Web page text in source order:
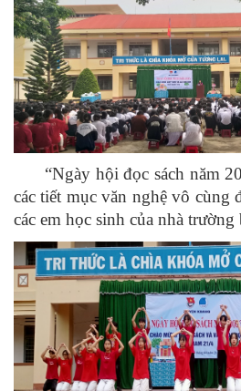
“Ngày hội đọc sách năm
các tiết mục văn nghệ vô cùng
các em học sinh của nhà trường